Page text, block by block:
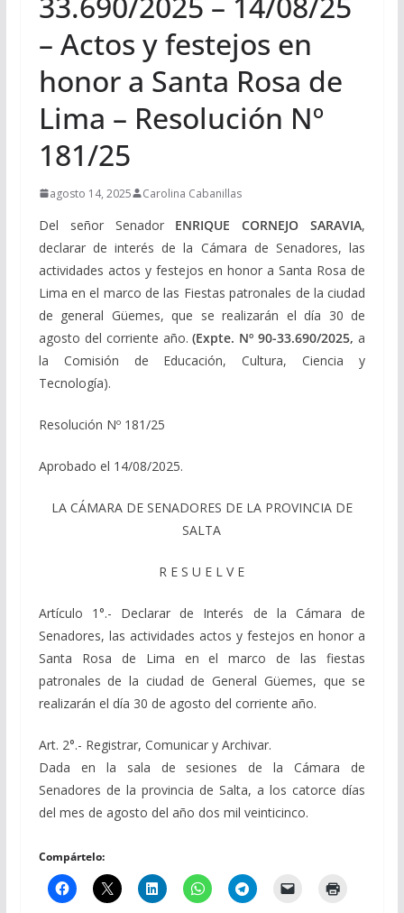
– Actos y festejos en
honor a Santa Rosa de
Lima – Resolución Nº
181/25
agosto 14, 2025 Carolina Cabanillas
Del señor Senador ENRIQUE CORNEJO SARAVIA,
declarar de interés de la Cámara de Senadores, las
actividades actos y festejos en honor a Santa Rosa de
Lima en el marco de las Fiestas patronales de la ciudad
de general Güemes, que se realizarán el día 30 de
agosto del corriente año.(Expte. Nº 90-33.690/2025,a
la Comisión de Educación, Cultura, Ciencia y
Tecnología).
Resolución Nº 181/25
Aprobado el 14/08/2025.
LA CÁMARA DE SENADORES DE LA PROVINCIA DE
SALTA
R E S U E L V E
Artículo 1°.- Declarar de Interés de la Cámara de
Senadores, las actividades actos y festejos en honor a
Santa Rosa de Lima en el marco de las fiestas
patronales de la ciudad de General Güemes, que se
realizarán el día 30 de agosto del corriente año.
Art. 2°.- Registrar, Comunicar y Archivar.
Dada en la sala de sesiones de la Cámara de
Senadores de la provincia de Salta, a los catorce días
del mes de agosto del año dos mil veinticinco.
Compártelo: